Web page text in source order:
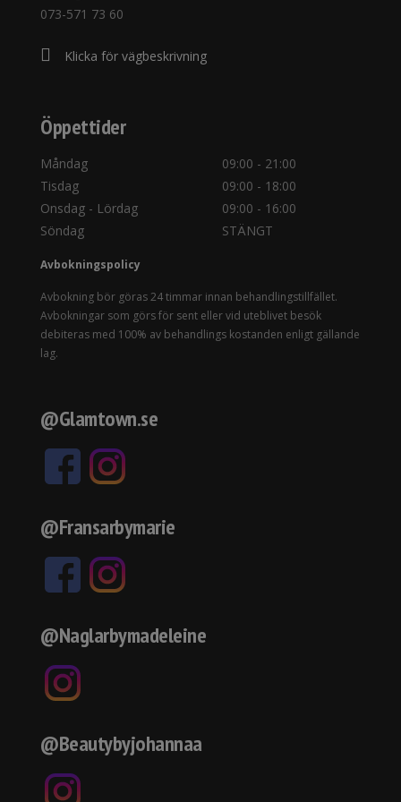
073-571 73 60
Klicka för vägbeskrivning
Öppettider
Måndag
09:00 - 21:00
Tisdag
09:00 - 18:00
Onsdag - Lördag
09:00 - 16:00
Söndag
STÄNGT
Avbokningspolicy
Avbokning bör göras 24 timmar innan behandlingstillfället.
Avbokningar som görs för sent eller vid uteblivet besök
debiteras med 100% av behandlings kostanden enligt gällande
lag.
@Glamtown.se
@Fransarbymarie
@Naglarbymadeleine
@Beautybyjohannaa